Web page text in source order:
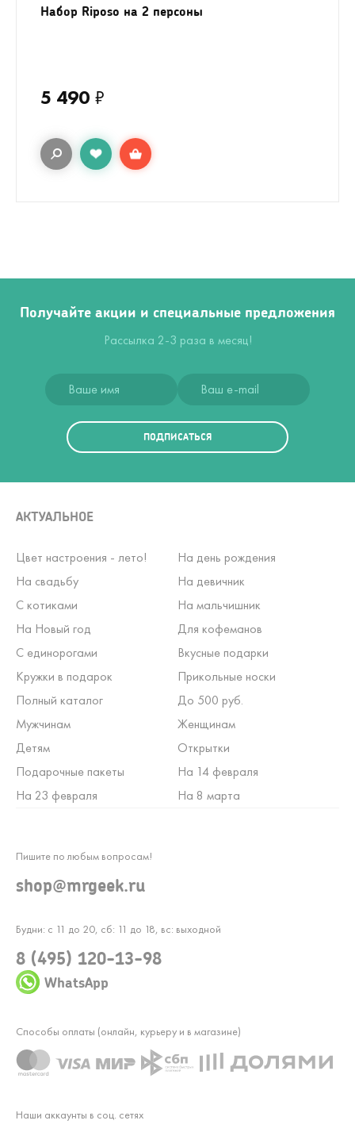
Набор Riposo на 2 персоны
5 490 ₽
Получайте акции и специальные предложения
Рассылка 2-3 раза в месяц!
ПОДПИСАТЬСЯ
АКТУАЛЬНОЕ
Цвет настроения - лето!
На день рождения
На свадьбу
На девичник
С котиками
На мальчишник
На Новый год
Для кофеманов
С единорогами
Вкусные подарки
Кружки в подарок
Прикольные носки
Полный каталог
До 500 руб.
Мужчинам
Женщинам
Детям
Открытки
Подарочные пакеты
На 14 февраля
На 23 февраля
На 8 марта
Будни: с 11 до 20, сб: 11 до 18, вс: выходной
8 (495) 120-13-98
WhatsApp
Пишите по любым вопросам!
shop@mrgeek.ru
Наши аккаунты в соц. сетях
Способы оплаты (онлайн, курьеру и в магазине)